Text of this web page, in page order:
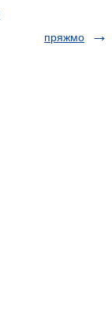
пряжмо